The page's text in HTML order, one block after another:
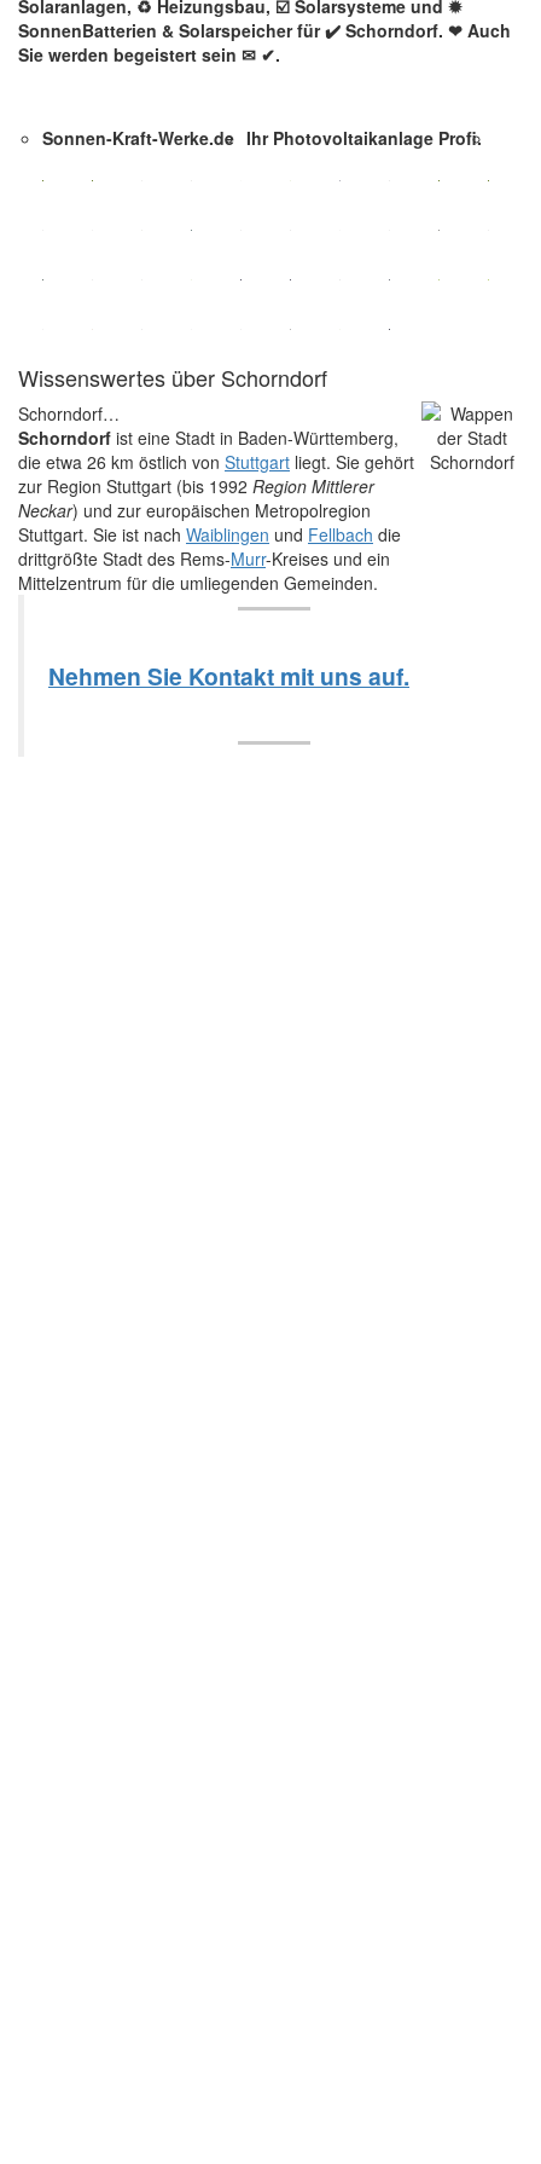
Solaranlagen, ♻ Heizungsbau, ☑️ Solarsysteme und ✹
SonnenBatterien & Solarspeicher für ✔️ Schorndorf. ❤ Auch
Sie werden begeistert sein ✉ ✔.
Sonnen-Kraft-Werke.de Ihr Photovoltaikanlage Profi.
Wissenswertes über Schorndorf
Schorndorf…
Schorndorf ist eine Stadt in Baden-Württemberg,
die etwa 26 km östlich von Stuttgart liegt. Sie gehört
zur Region Stuttgart (bis 1992 Region Mittlerer
Neckar) und zur europäischen Metropolregion
Stuttgart. Sie ist nach Waiblingen und Fellbach die
drittgrößte Stadt des Rems-Murr-Kreises und ein
Mittelzentrum für die umliegenden Gemeinden.
Nehmen Sie Kontakt mit uns auf.